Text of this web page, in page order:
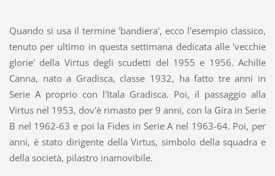
Quando si usa il termine 'bandiera', ecco l'esempio classico,
tenuto per ultimo in questa settimana dedicata alle 'vecchie
glorie' della Virtus degli scudetti del 1955 e 1956. Achille
Canna, nato a Gradisca, classe 1932, ha fatto tre anni in
Serie A proprio con l'Itala Gradisca. Poi, il passaggio alla
Virtus nel 1953, dov'è rimasto per 9 anni, con la Gira in Serie
B nel 1962-63 e poi la Fides in Serie A nel 1963-64. Poi, per
anni, è stato dirigente della Virtus, simbolo della squadra e
della società, pilastro inamovibile.